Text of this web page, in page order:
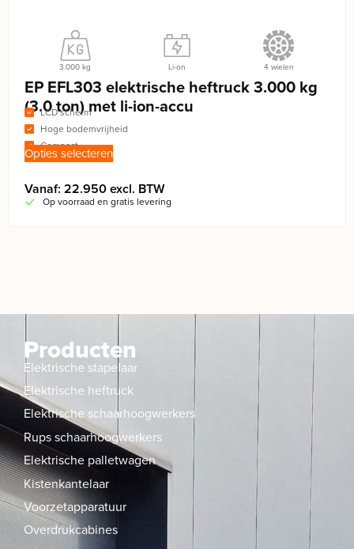
3.000 kg Li-on 4 wielen
EP EFL303 elektrische heftruck 3.000 kg
(3.0 ton) met li-ion-accu
LCD scherm
Hoge bodemvrijheid
Compact
Opties selecteren
Vanaf: 22.950 excl. BTW
Op voorraad en gratis levering
Producten
Elektrische stapelaar
Elektrische heftruck
Elektrische schaarhoogwerkers
Rups schaarhoogwerkers
Elektrische palletwagen
Kistenkantelaar
Voorzetapparatuur
Overdrukcabines